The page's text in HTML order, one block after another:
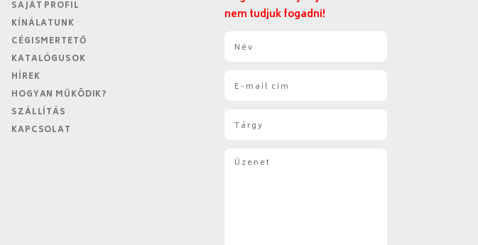
SAJÁT PROFIL
KÍNÁLATUNK
CÉGISMERTETŐ
KATALÓGUSOK
HÍREK
HOGYAN MŰKÖDIK?
SZÁLLÍTÁS
KAPCSOLAT
nem tudjuk fogadni!